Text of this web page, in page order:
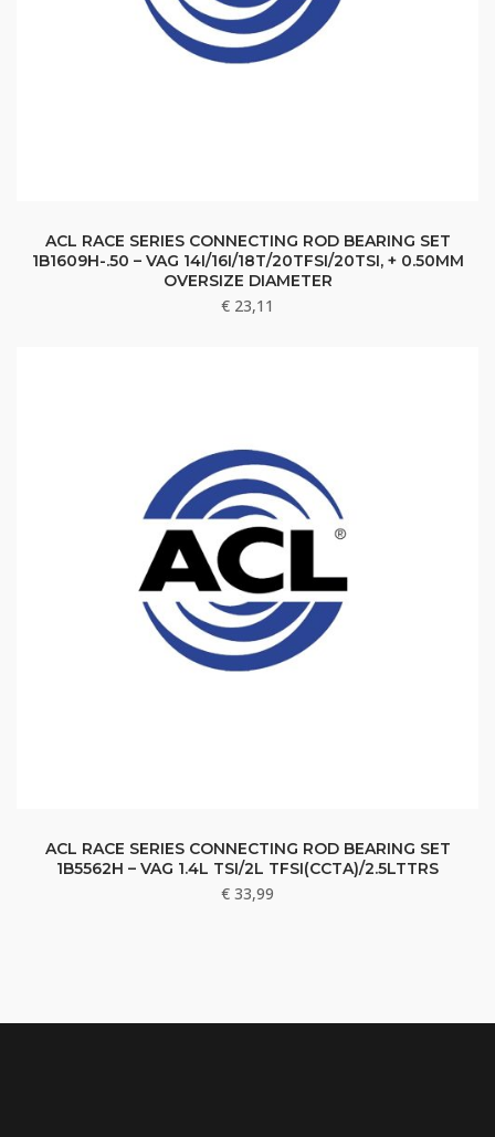
ACL RACE SERIES CONNECTING ROD BEARING SET
1B1609H-.50 – VAG 14I/16I/18T/20TFSI/20TSI, + 0.50MM
OVERSIZE DIAMETER
€ 23,11
ACL RACE SERIES CONNECTING ROD BEARING SET
1B5562H – VAG 1.4L TSI/2L TFSI(CCTA)/2.5LTTRS
€ 33,99